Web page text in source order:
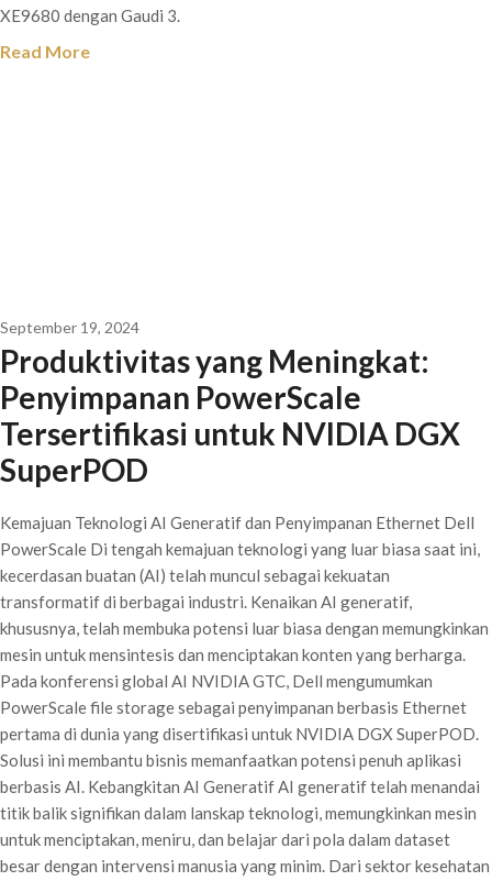
XE9680 dengan Gaudi 3.
Read More
September 19, 2024
Produktivitas yang Meningkat:
Penyimpanan PowerScale
Tersertifikasi untuk NVIDIA DGX
SuperPOD
Kemajuan Teknologi AI Generatif dan Penyimpanan Ethernet Dell
PowerScale Di tengah kemajuan teknologi yang luar biasa saat ini,
kecerdasan buatan (AI) telah muncul sebagai kekuatan
transformatif di berbagai industri. Kenaikan AI generatif,
khususnya, telah membuka potensi luar biasa dengan memungkinkan
mesin untuk mensintesis dan menciptakan konten yang berharga.
Pada konferensi global AI NVIDIA GTC, Dell mengumumkan
PowerScale file storage sebagai penyimpanan berbasis Ethernet
pertama di dunia yang disertifikasi untuk NVIDIA DGX SuperPOD.
Solusi ini membantu bisnis memanfaatkan potensi penuh aplikasi
berbasis AI. Kebangkitan AI Generatif AI generatif telah menandai
titik balik signifikan dalam lanskap teknologi, memungkinkan mesin
untuk menciptakan, meniru, dan belajar dari pola dalam dataset
besar dengan intervensi manusia yang minim. Dari sektor kesehatan